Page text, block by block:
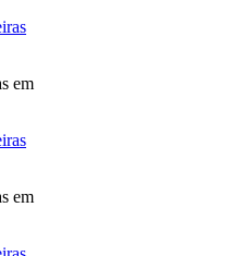
em
em